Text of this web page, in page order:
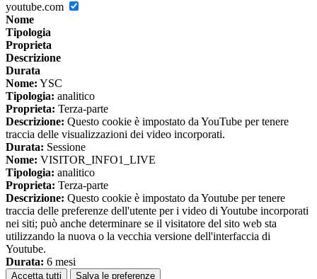
youtube.com
Nome
Tipologia
Proprieta
Descrizione
Durata
Nome: YSC
Tipologia: analitico
Proprieta: Terza-parte
Descrizione: Questo cookie è impostato da YouTube per tenere
traccia delle visualizzazioni dei video incorporati.
Durata: Sessione
Nome: VISITOR_INFO1_LIVE
Tipologia: analitico
Proprieta: Terza-parte
Descrizione: Questo cookie è impostato da Youtube per tenere
traccia delle preferenze dell'utente per i video di Youtube incorporati
nei siti; può anche determinare se il visitatore del sito web sta
utilizzando la nuova o la vecchia versione dell'interfaccia di
Youtube.
Durata: 6 mesi
Accetta tutti Salva le preferenze